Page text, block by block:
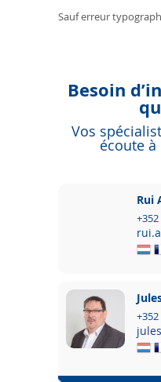
Sauf erreur
Besoin
Vos
écoute à
Rui
+352